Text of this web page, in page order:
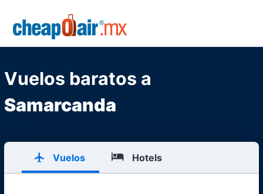
Skip to main content
Vuelos baratos a
Samarcanda
Vuelos Hotels